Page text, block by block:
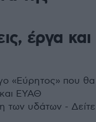
έργα και
«Εύρητος» που θα
ΕΥΑΘ
των υδάτων - Δείτε